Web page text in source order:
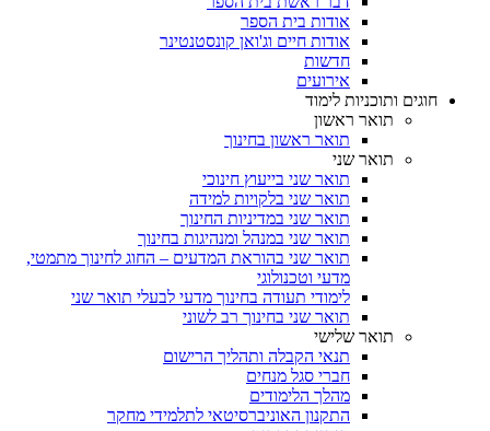
אודות בית הספר
אודות חיים וג'ואן קונסטנטינר
חדשות
אירועים
חוגים ותוכניות לימוד
תואר ראשון
תואר ראשון בחינוך
תואר שני
תואר שני בייעוץ חינוכי
תואר שני בלקויות למידה
תואר שני במדיניות החינוך
תואר שני במנהל ומנהיגות בחינוך
תואר שני בהוראת המדעים – החוג לחינוך מתמטי,
מדעי וטכנולוגי
לימודי תעודה בחינוך מדעי לבעלי תואר שני
תואר שני בחינוך רב לשוני
תואר שלישי
תנאי הקבלה ותהליך הרישום
חברי סגל מנחים
מהלך הלימודים
התקנון האוניברסיטאי לתלמידי מחקר